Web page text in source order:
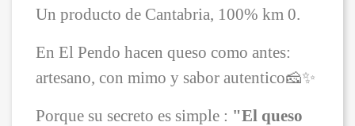
Un producto de Cantabria, 100% km 0.
En El Pendo hacen queso como antes:
artesano, con mimo y sabor autentico🧀✨
Porque su secreto es simple : "El queso